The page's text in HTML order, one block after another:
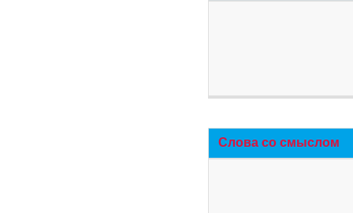
Слова со смыслом